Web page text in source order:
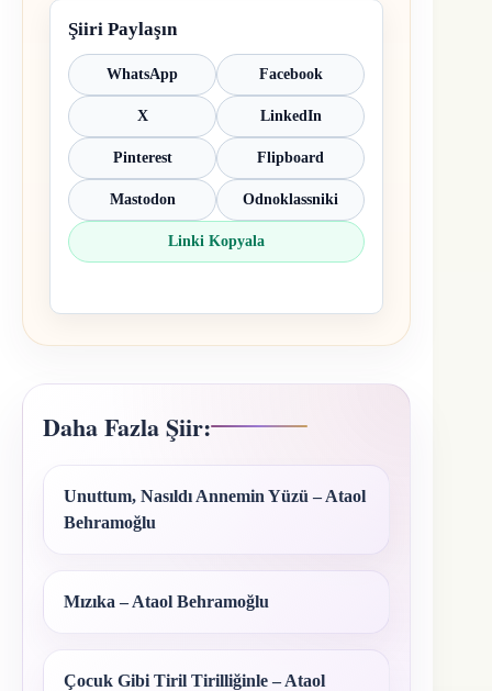
Şiiri Paylaşın
WhatsApp Facebook
X LinkedIn
Pinterest Flipboard
Mastodon Odnoklassniki
Linki Kopyala
Daha Fazla Şiir:
Unuttum, Nasıldı Annemin Yüzü – Ataol
Behramoğlu
Mızıka – Ataol Behramoğlu
Çocuk Gibi Tiril Tirilliğinle – Ataol